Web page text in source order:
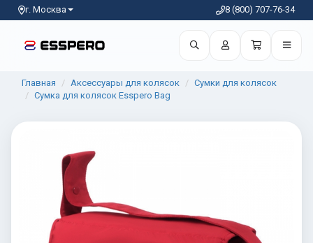
г. Москва 8 (800) 707-76-34
Главная Аксессуары для колясок
Сумки для колясок
Сумка для колясок Esspero Bag